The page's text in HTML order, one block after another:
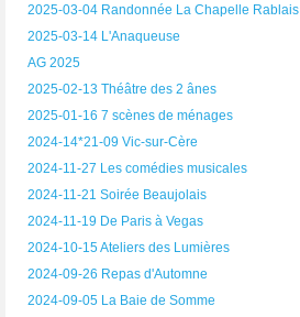
2025-03-04 Randonnée La Chapelle Rablais
2025-03-14 L'Anaqueuse
AG 2025
2025-02-13 Théâtre des 2 ânes
2025-01-16 7 scènes de ménages
2024-14*21-09 Vic-sur-Cère
2024-11-27 Les comédies musicales
2024-11-21 Soirée Beaujolais
2024-11-19 De Paris à Vegas
2024-10-15 Ateliers des Lumières
2024-09-26 Repas d'Automne
2024-09-05 La Baie de Somme